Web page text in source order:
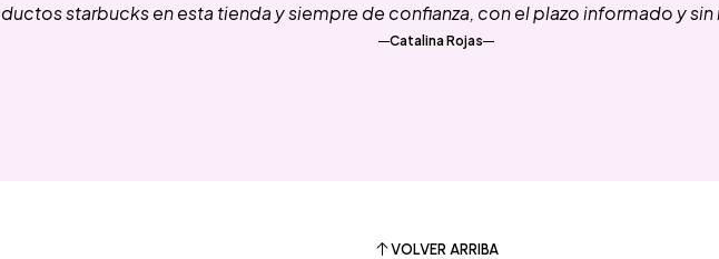
starbucks en esta tienda y siempre de confianza, con el plazo informado y
Catalina Rojas
VOLVER ARRIBA